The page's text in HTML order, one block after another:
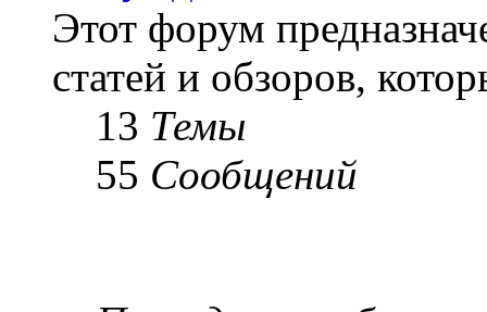
Этот форум
статей и обзоров,
13 Темы
55 Сообщений